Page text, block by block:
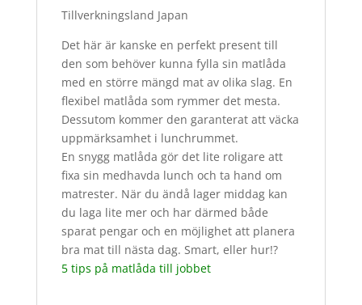
Tillverkningsland Japan
Det här är kanske en perfekt present till
den som behöver kunna fylla sin matlåda
med en större mängd mat av olika slag. En
flexibel matlåda som rymmer det mesta.
Dessutom kommer den garanterat att väcka
uppmärksamhet i lunchrummet.
En snygg matlåda gör det lite roligare att
fixa sin medhavda lunch och ta hand om
matrester. När du ändå lager middag kan
du laga lite mer och har därmed både
sparat pengar och en möjlighet att planera
bra mat till nästa dag. Smart, eller hur!?
5 tips på matlåda till jobbet